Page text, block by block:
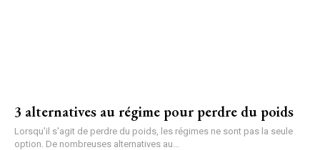
3 alternatives au régime pour perdre du poids
Lorsqu'il s'agit de perdre du poids, les régimes ne sont pas la seule
option. De nombreuses alternatives au...